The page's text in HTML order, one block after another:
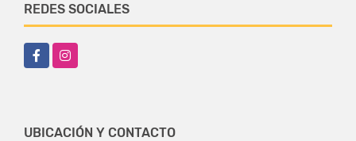
REDES SOCIALES
FacebookInstagram
UBICACIÓN Y CONTACTO